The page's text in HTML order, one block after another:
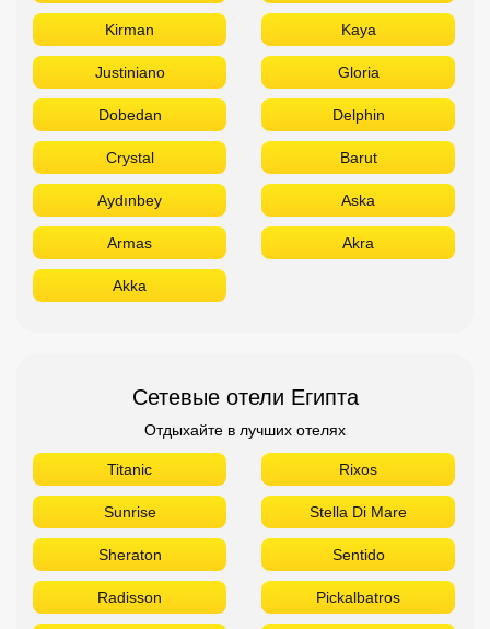
Kirman Kaya
Justiniano Gloria
Dobedan Delphin
Crystal Barut
Aydınbey Aska
Armas Akra
Akka
Сетевые отели Египта
Отдыхайте в лучших отелях
Titanic Rixos
Sunrise Stella Di Mare
Sheraton Sentido
Radisson Pickalbatros